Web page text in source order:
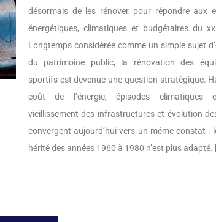
désormais de les rénover pour répondre aux
énergétiques, climatiques et budgétaires du
Longtemps considérée comme un simple sujet
du patrimoine public, la rénovation des
sportifs est devenue une question stratégique.
coût de l’énergie, épisodes climatiques
vieillissement des infrastructures et évolution
convergent aujourd’hui vers un même constat :
hérité des années 1960 à 1980 n’est plus adapté.